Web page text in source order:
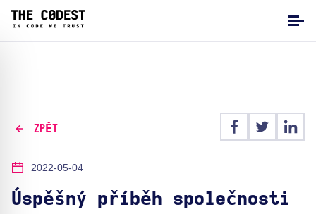
ZPĚT
2022-05-04
Úspěšný příběh společnosti